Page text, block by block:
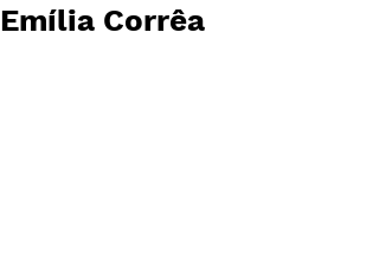
Emília Corrêa